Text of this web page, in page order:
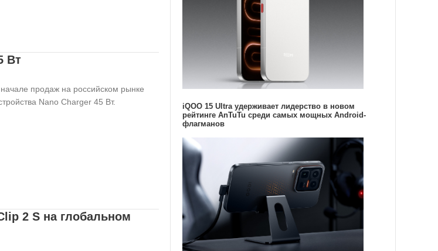
Вт
продаж на российском рынке
Nano Charger 45 Вт.
2 S на глобальном
iQOO 15 Ultra удерживает лидерство в новом
рейтинге AnTuTu среди самых мощных Android-
флагманов